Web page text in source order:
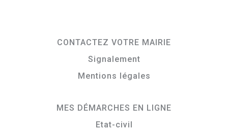
CONTACTEZ VOTRE MAIRIE
Signalement
Mentions légales
MES DÉMARCHES EN LIGNE
Etat-civil